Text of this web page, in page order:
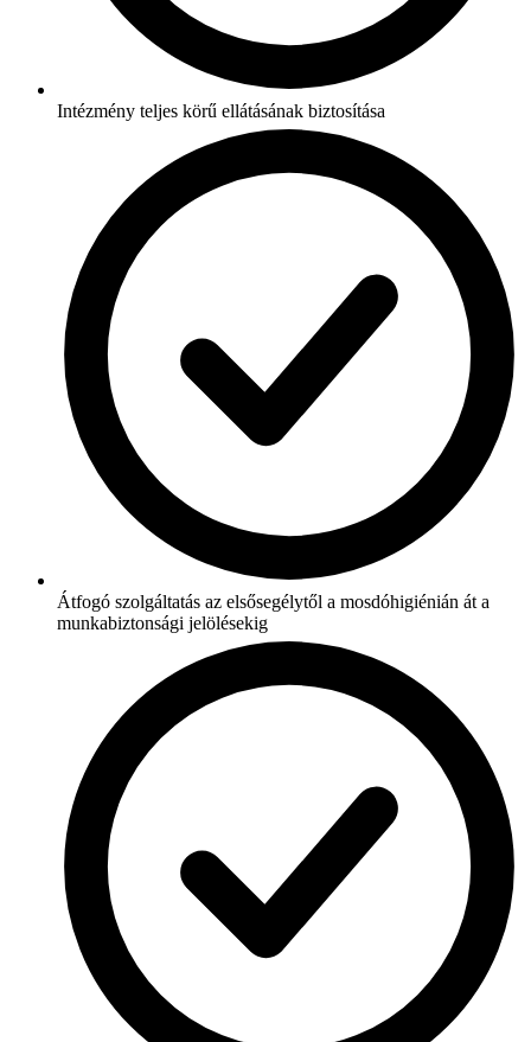
Intézmény teljes körű ellátásának biztosítása
Átfogó szolgáltatás az elsősegélytől a mosdóhigiénián át a
munkabiztonsági jelölésekig